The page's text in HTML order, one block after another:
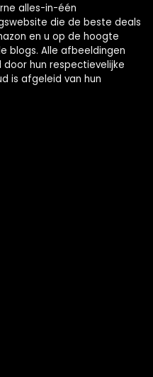
alles-in-één
die de beste deals
en u op de hoogte
blogs. Alle afbeeldingen
hun respectievelijke
is afgeleid van hun